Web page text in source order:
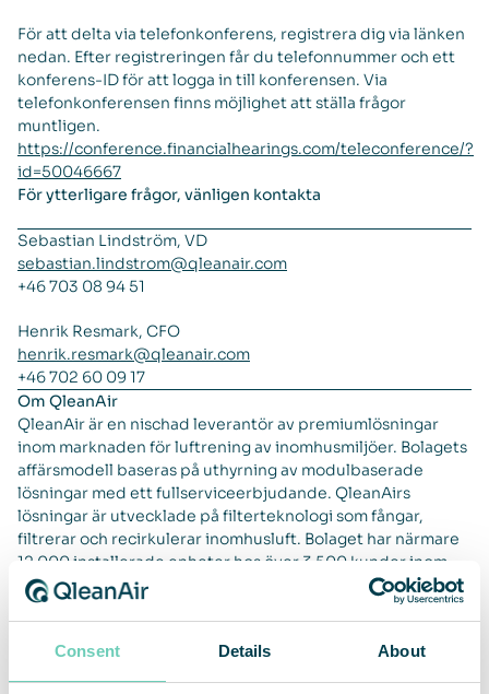
Consent Details About
För att delta via telefonkonferens, registrera dig via länken
nedan. Efter registreringen får du telefonnummer och ett
konferens-ID för att logga in till konferensen. Via
telefonkonferensen finns möjlighet att ställa frågor
muntligen.
https://conference.financialhearings.com/teleconference/?
id=50046667
För ytterligare frågor, vänligen kontakta
Sebastian Lindström, VD
sebastian.lindstrom@qleanair.com
+46 703 08 94 51
Henrik Resmark, CFO
henrik.resmark@qleanair.com
+46 702 60 09 17
Om QleanAir
QleanAir är en nischad leverantör av premiumlösningar
inom marknaden för luftrening av inomhusmiljöer. Bolagets
affärsmodell baseras på uthyrning av modulbaserade
lösningar med ett fullserviceerbjudande. QleanAirs
lösningar är utvecklade på filterteknologi som fångar,
filtrerar och recirkulerar inomhusluft. Bolaget har närmare
12 000 installerade enheter hos över 3 500 kunder inom
marknaderna för EMEA, APAC och Americas. För helåret
2022 hade QleanAir en nettoomsättning om 455 Mkr och
har sitt huvudkontor i Solna i Sverige och aktien handlas på
Nasdaq First North Premier Growth Market med kortnamn